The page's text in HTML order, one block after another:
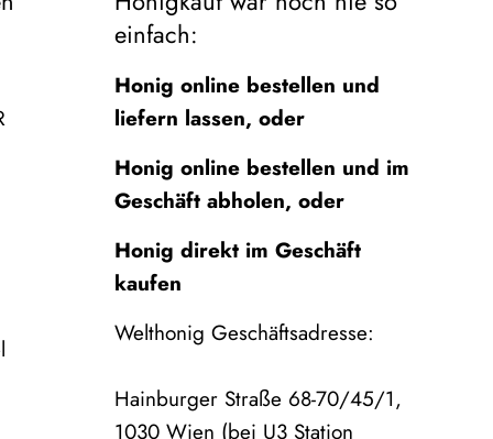
einfach:
Honig online bestellen und
liefern lassen, oder
Honig online bestellen und im
Geschäft abholen, oder
Honig direkt im Geschäft
kaufen
Welthonig Geschäftsadresse:
Hainburger Straße 68-70/45/1,
1030 Wien (bei U3 Station